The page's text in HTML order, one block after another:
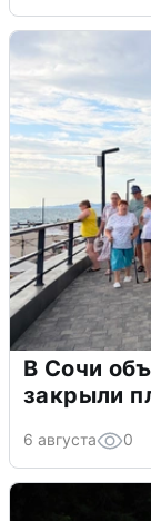
В Сочи
закрыли
6 августа 0